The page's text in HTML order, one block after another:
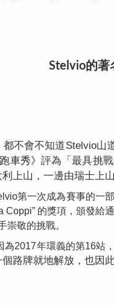
Stelvio的著
不會不知道Stelvio山
車秀》 評為「最具挑
上山，一邊由瑞士上
第一次成為賽事的一
Coppi” 的獎項，頒發
崇敬的挑戰。
為2017年環義的第16站
路牌就地解放，也因